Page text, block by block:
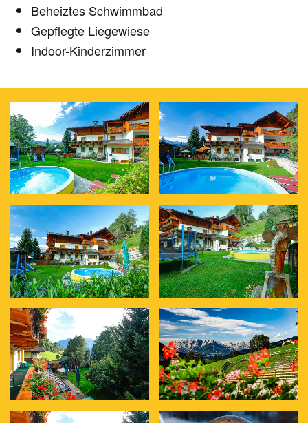
Beheiztes Schwimmbad
Gepflegte Liegewiese
Indoor-Kinderzimmer